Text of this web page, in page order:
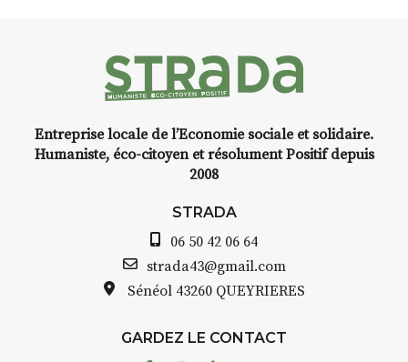
Entreprise locale de l’Economie sociale et solidaire.
Humaniste, éco-citoyen et résolument Positif depuis
2008
STRADA
06 50 42 06 64
strada43@gmail.com
Sénéol 43260 QUEYRIERES
GARDEZ LE CONTACT